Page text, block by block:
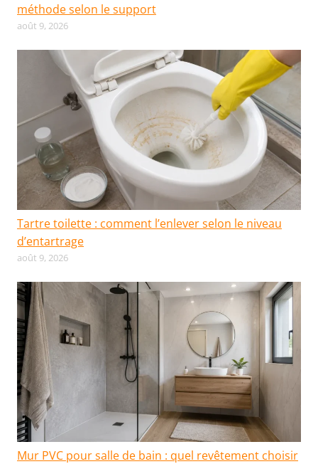
méthode selon le support
août 9, 2026
Tartre toilette : comment l’enlever selon le niveau
d’entartrage
août 9, 2026
Mur PVC pour salle de bain : quel revêtement choisir